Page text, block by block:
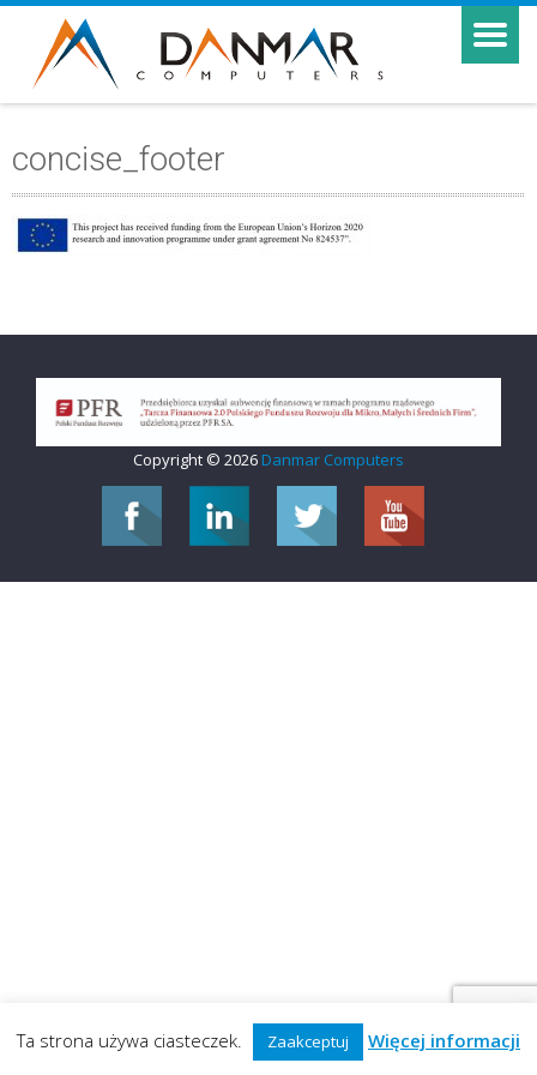
concise_footer
Copyright © 2026 Danmar Computers
Ta strona używa ciasteczek. Zaakceptuj Więcej informacji